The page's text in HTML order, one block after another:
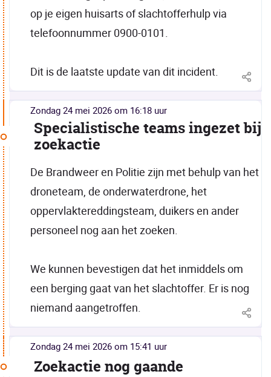
op je eigen huisarts of slachtofferhulp via
telefoonnummer 0900-0101.
Dit is de laatste update van dit incident.
zondag 24 mei 2026 om 16:18 uur
Specialistische teams ingezet bij
zoekactie
De Brandweer en Politie zijn met behulp van het
droneteam, de onderwaterdrone, het
oppervlaktereddingsteam, duikers en ander
personeel nog aan het zoeken.
We kunnen bevestigen dat het inmiddels om
een berging gaat van het slachtoffer. Er is nog
niemand aangetroffen.
zondag 24 mei 2026 om 15:41 uur
Zoekactie nog gaande